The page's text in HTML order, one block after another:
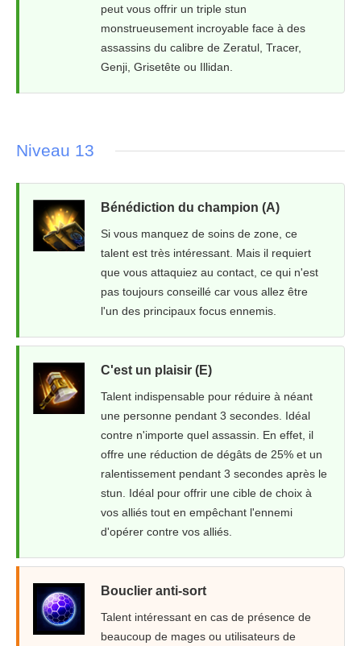
peut vous offrir un triple stun
monstrueusement incroyable face à des
assassins du calibre de Zeratul, Tracer,
Genji, Grisetête ou Illidan.
Niveau 13
Bénédiction du champion (A)
Si vous manquez de soins de zone, ce
talent est très intéressant. Mais il requiert
que vous attaquiez au contact, ce qui n'est
pas toujours conseillé car vous allez être
l'un des principaux focus ennemis.
C'est un plaisir (E)
Talent indispensable pour réduire à néant
une personne pendant 3 secondes. Idéal
contre n'importe quel assassin. En effet, il
offre une réduction de dégâts de 25% et un
ralentissement pendant 3 secondes après le
stun. Idéal pour offrir une cible de choix à
vos alliés tout en empêchant l'ennemi
d'opérer contre vos alliés.
Bouclier anti-sort
Talent intéressant en cas de présence de
beaucoup de mages ou utilisateurs de